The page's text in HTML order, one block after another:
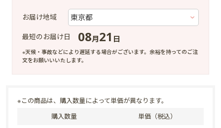
お届け地域
最短のお届け日 08月21 日
※天候・事故などにより遅延する場合がございます。余裕を持ってのご注
文をお願いいいたします。
※この商品は、購入数量によって単価が異なります。
購入数量
単価（税込）